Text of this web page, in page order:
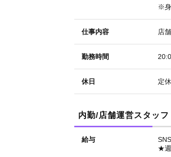
※身
仕事内容 店
勤務時間
休日 定
内勤/店舗運営スタッフ
給与
★